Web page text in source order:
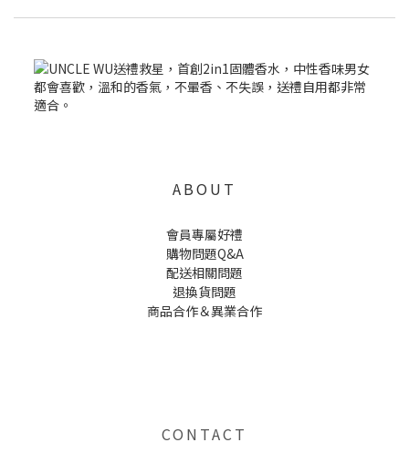
ABOUT
會員專屬好禮
購物問題Q&A
配送相關問題
退換貨問題
商品合作＆異業合作
CONTACT